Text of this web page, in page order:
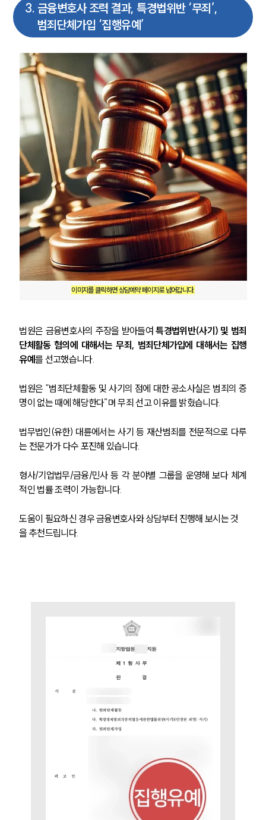
소식/자료
공지사항
법률 블로그
법률서식
뉴스레터/브로슈어
세미나
대륜법률상담예약
대륜법률상담예약
3. 금융변호사 조력 결과, 특경법위반 ‘무죄’,
범죄단체가입 ‘집행유예’
이미지를 클릭하면 상담예약 페이지로 넘어갑니다.
법원은 금융변호사의 주장을 받아들여 특경법위반(사기) 및 범죄
단체활동 혐의에 대해서는 무죄, 범죄단체가입에 대해서는 집행
유예를 선고했습니다.
법원은 “범죄단체활동 및 사기의 점에 대한 공소사실은 범죄의 증
명이 없는 때에 해당한다”며 무죄 선고 이유를 밝혔습니다.
법무법인(유한) 대륜에서는 사기 등 재산범죄를 전문적으로 다루
는 전문가가 다수 포진해 있습니다.
형사/기업법무/금융/민사 등 각 분야별 그룹을 운영해 보다 체계
적인 법률 조력이 가능합니다.
도움이 필요하신 경우 금융변호사와 상담부터 진행해 보시는 것
을 추천드립니다.